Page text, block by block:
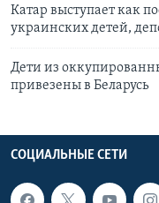
Катар выступает как
украинских детей,
Дети из
привезены в Беларусь
СОЦИАЛЬНЫЕ СЕТИ